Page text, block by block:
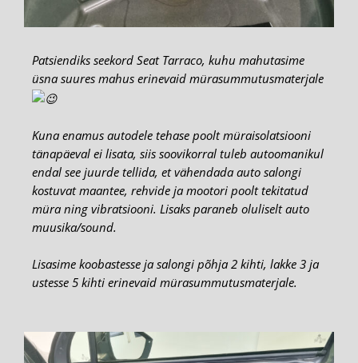
Patsiendiks seekord Seat Tarraco, kuhu mahutasime
üsna suures mahus erinevaid mürasummutusmaterjale
Kuna enamus autodele tehase poolt müraisolatsiooni
tänapäeval ei lisata, siis soovikorral tuleb autoomanikul
endal see juurde tellida, et vähendada auto salongi
kostuvat maantee, rehvide ja mootori poolt tekitatud
müra ning vibratsiooni. Lisaks paraneb oluliselt auto
muusika/sound.
Lisasime koobastesse ja salongi põhja 2 kihti, lakke 3 ja
ustesse 5 kihti erinevaid mürasummutusmaterjale.